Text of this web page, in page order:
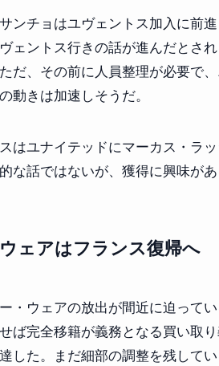
ンチョはユヴェントス加入に前
ェントス行きの話が進んだとさ
だ、その前に人員整理が必要で
動きは加速しそうだ。
はユナイテッドにマーカス・ラ
な話ではないが、獲得に興味があ
ェアはフランス復帰へ
・ウェアの放出が間近に迫って
ば完全移籍が義務となる買い取
した。まだ細部の調整を残して